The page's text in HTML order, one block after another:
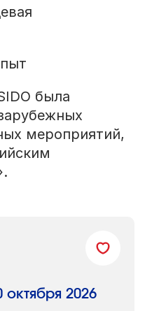
была
мероприятий,
2026